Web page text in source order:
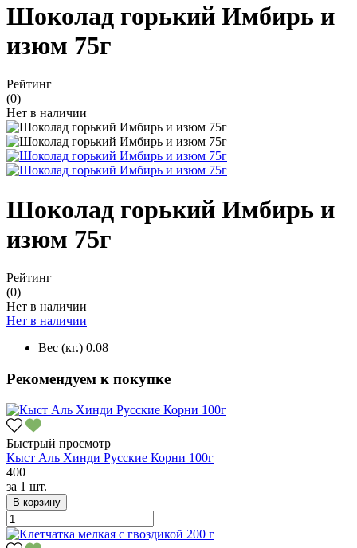
Шоколад горький Имбирь и
изюм 75г
Рейтинг
(0)
Нет в наличии
Шоколад горький Имбирь и
изюм 75г
Рейтинг
(0)
Нет в наличии
Нет в наличии
Вес (кг.) 0.08
Рекомендуем к покупке
Быстрый просмотр
Кыст Аль Хинди Русские Корни 100г
400
за 1 шт.
В корзину